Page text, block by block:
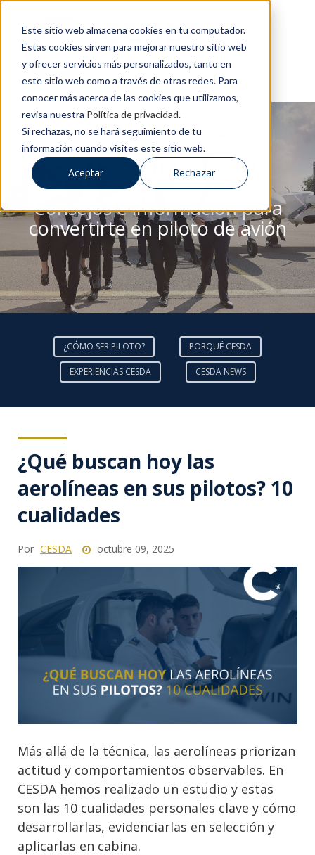
Este sitio web almacena cookies en tu computador.
Estas cookies sirven para mejorar nuestro sitio web
y ofrecer servicios más personalizados, tanto en
este sitio web como a través de otras redes. Para
conocer más acerca de las cookies que utilizamos,
revisa nuestra Política de privacidad.
Si rechazas, no se hará seguimiento de tu
información cuando visites este sitio web.
Aceptar Rechazar
BLOG DE CESDA
Consejos e información para
convertirte en piloto de avión
¿CÓMO SER PILOTO? PORQUÉ CESDA
EXPERIENCIAS CESDA CESDA NEWS
¿Qué buscan hoy las
aerolíneas en sus pilotos? 10
cualidades
Por CESDA octubre 09, 2025
Más allá de la técnica, las aerolíneas priorizan
actitud y comportamientos observables. En
CESDA hemos realizado un estudio y estas
son las 10 cualidades personales clave y cómo
desarrollarlas, evidenciarlas en selección y
aplicarlas en cabina.